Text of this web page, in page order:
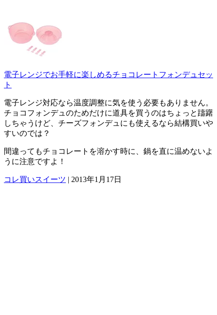
電子レンジでお手軽に楽しめるチョコレートフォンデュセッ
ト
電子レンジ対応なら温度調整に気を使う必要もありません。
チョコフォンデュのためだけに道具を買うのはちょっと躊躇
しちゃうけど、チーズフォンデュにも使えるなら結構買いや
すいのでは？
間違ってもチョコレートを溶かす時に、鍋を直に温めないよ
うに注意ですよ！
コレ買いスイーツ | 2013年1月17日